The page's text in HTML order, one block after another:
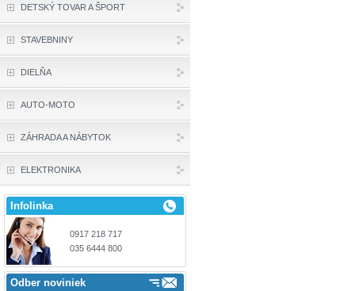
DETSKÝ TOVAR A ŠPORT
STAVEBNINY
DIELŇA
AUTO-MOTO
ZÁHRADA A NÁBYTOK
ELEKTRONIKA
Infolinka
0917 218 717
035 6444 800
Odber noviniek